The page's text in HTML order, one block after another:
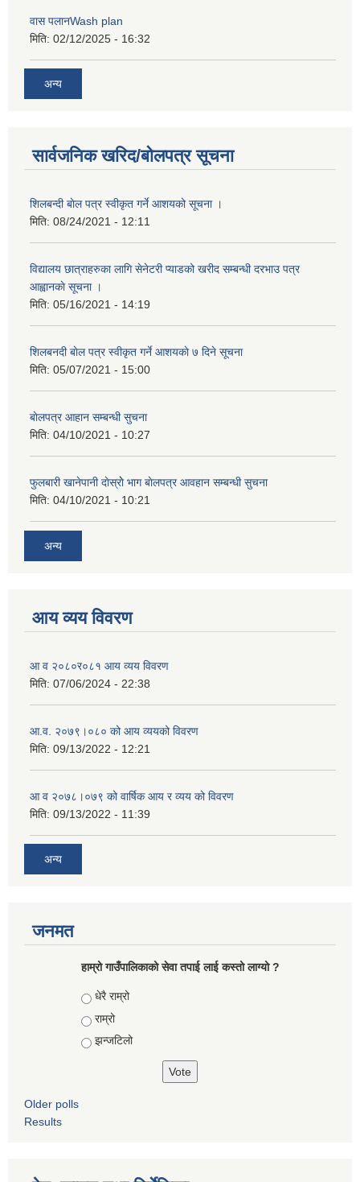
वास पलानWash plan
मिति: 02/12/2025 - 16:32
अन्य
सार्वजनिक खरिद/बोलपत्र सूचना
शिलबन्दी बाेल पत्र स्वीकृत गर्ने आशयको सूचना ।
मिति: 08/24/2021 - 12:11
विद्यालय छात्राहरुका लागि सेनेटरी प्याडको खरीद सम्बन्धी दरभाउ पत्र
आह्वानकाे सूचना ।
मिति: 05/16/2021 - 14:19
शिलबनदी बाेल पत्र स्वीकृत गर्ने आशयकाे ७ दिने सूचना
मिति: 05/07/2021 - 15:00
बाेलपत्र आहान सम्बन्धी सुचना
मिति: 04/10/2021 - 10:27
फुलबारी खानेपानी दाेस्राेे भाग बाेलपत्र आवहान सम्बन्धी सुचना
मिति: 04/10/2021 - 10:21
अन्य
आय व्यय विवरण
आ व २०८०र०८१ आय व्यय विवरण
मिति: 07/06/2024 - 22:38
आ.व. २०७९।०८० को आय व्ययको विवरण
मिति: 09/13/2022 - 12:21
आ‍ व २०७८।०७९ को वार्षिक आय र व्यय को विवरण
मिति: 09/13/2022 - 11:39
अन्य
जनमत
हाम्रो गाउँपालिकाको सेवा तपाई लाई कस्तो लाग्यो ?
Choices
धेरै राम्रो
राम्रो
झन्जटिलो
Older polls
Results